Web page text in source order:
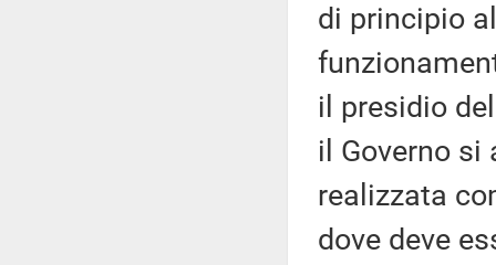
di principio
il presidio
il Governo si
realizzata
dove deve